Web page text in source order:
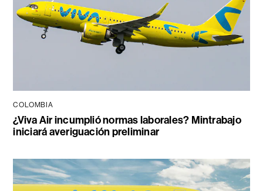
COLOMBIA
¿Viva Air incumplió normas laborales? Mintrabajo
iniciará averiguación preliminar